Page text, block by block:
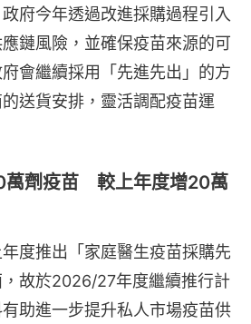
府今年透過改進採購過程引入
鏈風險，並確保疫苗來源的可
會繼續採用「先進先出」的方
送貨安排，靈活調配疫苗運
萬劑疫苗 較上年度增20萬
度推出「家庭醫生疫苗採購先
故於2026/27年度繼續推行計
助進一步提升私人市場疫苗供